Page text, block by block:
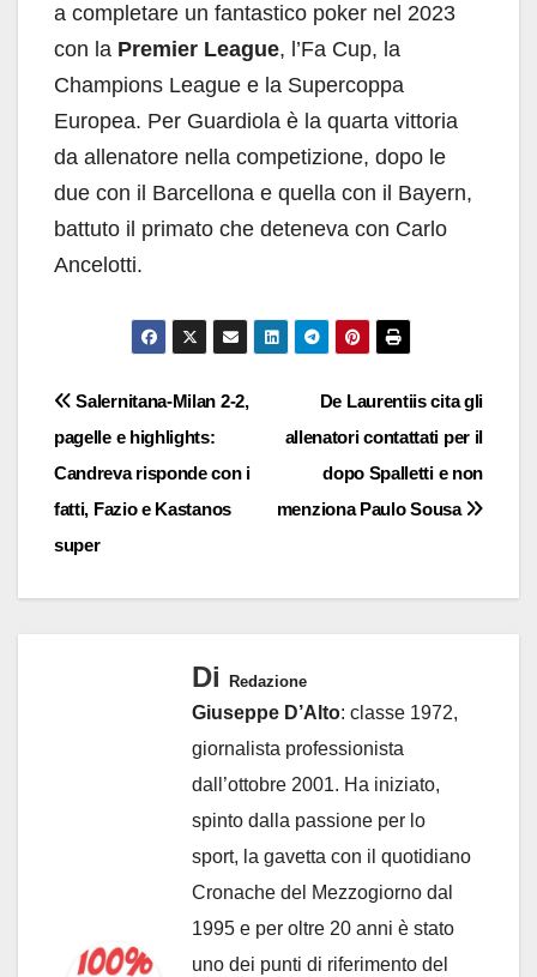
a completare un fantastico poker nel 2023
con la Premier League, l’Fa Cup, la
Champions League e la Supercoppa
Europea. Per Guardiola è la quarta vittoria
da allenatore nella competizione, dopo le
due con il Barcellona e quella con il Bayern,
battuto il primato che deteneva con Carlo
Ancelotti.
Navigazione
articoli
De Laurentiis cita gli
allenatori contattati per il
dopo Spalletti e non
menziona Paulo Sousa
Salernitana-Milan 2-2,
pagelle e highlights:
Candreva risponde con i
fatti, Fazio e Kastanos
super
Di Redazione
Giuseppe D’Alto: classe 1972,
giornalista professionista
dall’ottobre 2001. Ha iniziato,
spinto dalla passione per lo
sport, la gavetta con il quotidiano
Cronache del Mezzogiorno dal
1995 e per oltre 20 anni è stato
uno dei punti di riferimento del